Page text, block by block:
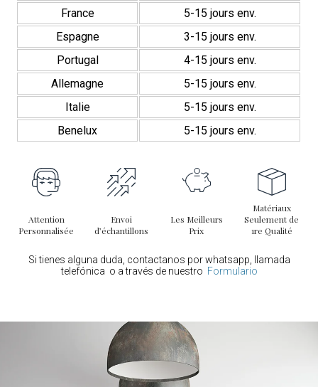
France
5-15 jours env.
Espagne
3-15 jours env.
Portugal
4-15 jours env.
Allemagne
5-15 jours env.
Italie
5-15 jours env.
Benelux
5-15 jours env.
Attention
Personnalisée
Envoi
d’échantillons
Les Meilleurs
Prix
Matériaux
Seulement de
1re Qualité
Si tienes alguna duda, contactanos por whatsapp, llamada
telefónica o a través de nuestro Formulario